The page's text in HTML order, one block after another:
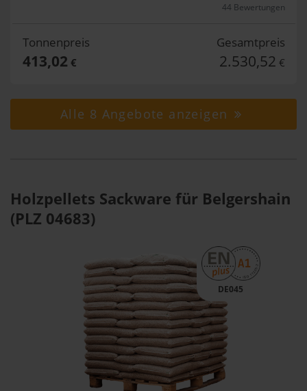
44 Bewertungen
Tonnenpreis
413,02 €
Gesamtpreis
2.530,52 €
Alle 8 Angebote anzeigen
Holzpellets Sackware für Belgershain
(PLZ 04683)
DE045